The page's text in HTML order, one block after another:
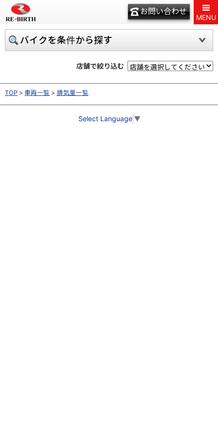
お問い合わせ
MENU
バイクを条件から探す
店舗で絞り込む
TOP 車両一覧 排気量一覧
Select Language ▼